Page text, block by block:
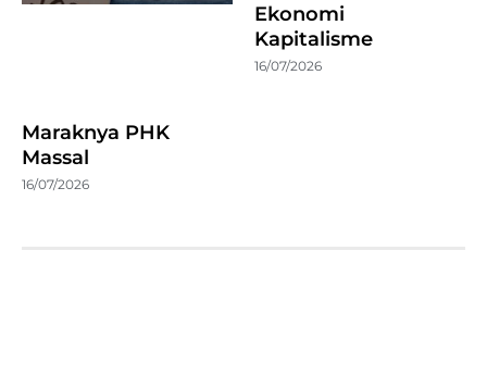
Maraknya PHK
Massal
16/07/2026
Ekonomi
Kapitalisme
16/07/2026